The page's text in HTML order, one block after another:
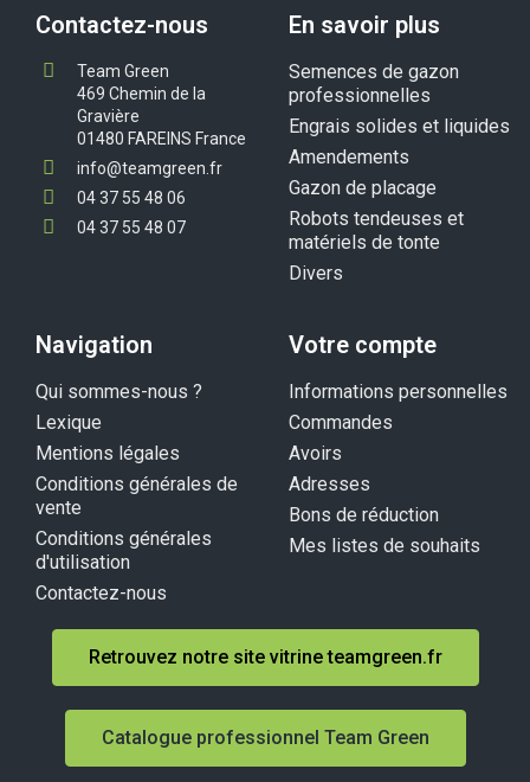
Contactez-nous
Team Green
469 Chemin de la
Gravière
01480 FAREINS France
info@teamgreen.fr
04 37 55 48 06
04 37 55 48 07
En savoir plus
Semences de gazon
professionnelles
Engrais solides et liquides
Amendements
Gazon de placage
Robots tendeuses et
matériels de tonte
Divers
Navigation
Qui sommes-nous ?
Lexique
Mentions légales
Conditions générales de
vente
Conditions générales
d'utilisation
Contactez-nous
Votre compte
Informations personnelles
Commandes
Avoirs
Adresses
Bons de réduction
Mes listes de souhaits
Retrouvez notre site vitrine teamgreen.fr
Catalogue professionnel Team Green